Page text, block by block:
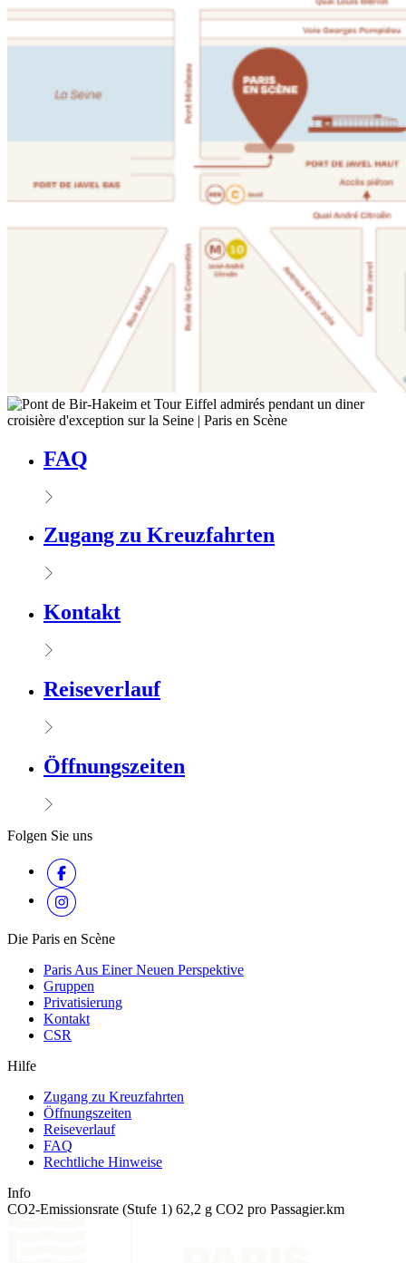
FAQ
Zugang zu Kreuzfahrten
Kontakt
Reiseverlauf
Öffnungszeiten
Folgen Sie uns
Die Paris en Scène
Paris Aus Einer Neuen Perspektive
Gruppen
Privatisierung
Kontakt
CSR
Hilfe
Zugang zu Kreuzfahrten
Öffnungszeiten
Reiseverlauf
FAQ
Rechtliche Hinweise
Info
CO2-Emissionsrate (Stufe 1) 62,2 g CO2 pro Passagier.km